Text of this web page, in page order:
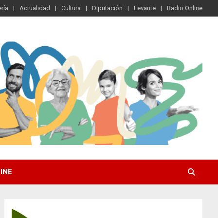
Actualidad Cultura Diputación Levante Radio Online